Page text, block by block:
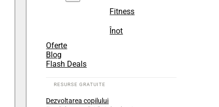
Fitness
Înot
Oferte
Blog
Flash Deals
Dezvoltarea copilului